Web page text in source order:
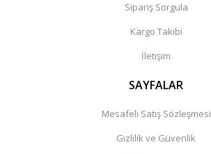
Sipariş Sorgula
Kargo Takibi
İletişim
SAYFALAR
Mesafeli Satış Sözleşmesi
Gizlilik ve Güvenlik